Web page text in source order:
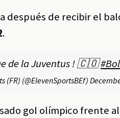
de recibir el
.
de la Juventus ! 🇨🇴
(FR) (@ElevenSportsBEf)
gol olímpico frente